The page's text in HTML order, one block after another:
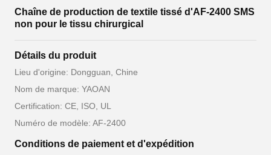
Chaîne de production de textile tissé d'AF-2400 SMS
non pour le tissu chirurgical
Détails du produit
Lieu d'origine: Dongguan, Chine
Nom de marque: YAOAN
Certification: CE, ISO, UL
Numéro de modèle: AF-2400
Conditions de paiement et d'expédition